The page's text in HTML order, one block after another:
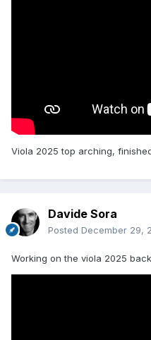
Viola 2025 top arching,
Davide Sora
Posted December 29,
Working on the viola 2025